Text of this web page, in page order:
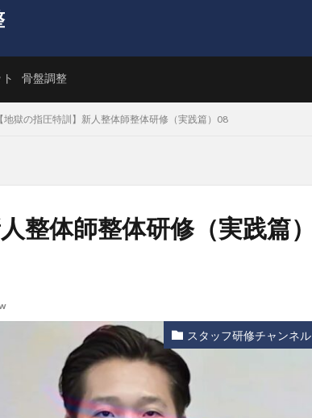
骨盤調整
【地獄の指圧特訓】新人整体師整体研修（実践篇）08
整体師整体研修（実践篇）
スタッフ研修チャンネル